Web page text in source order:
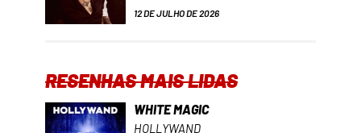
12 DE JULHO DE 2026
RESENHAS MAIS LIDAS
WHITE MAGIC
HOLLYWAND